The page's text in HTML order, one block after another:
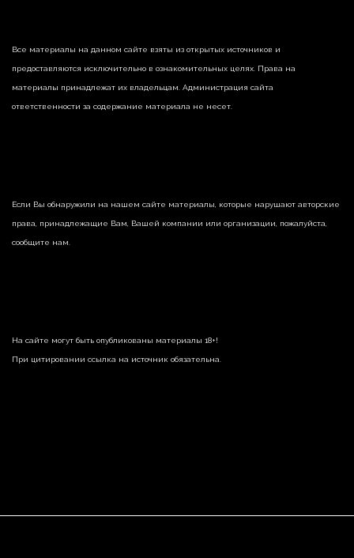
Все материалы на данном сайте взяты из открытых источников и
предоставляются исключительно в ознакомительных целях. Права на
материалы принадлежат их владельцам. Администрация сайта
ответственности за содержание материала не несет.
Если Вы обнаружили на нашем сайте материалы, которые нарушают авторские
права, принадлежащие Вам, Вашей компании или организации, пожалуйста,
сообщите нам.
На сайте могут быть опубликованы материалы 18+!
При цитировании ссылка на источник обязательна.